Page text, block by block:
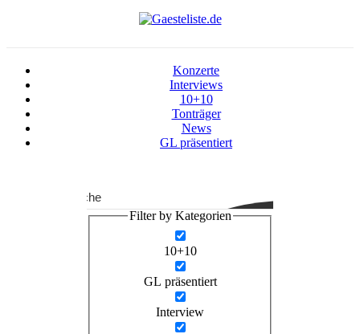
Konzerte
Interviews
10+10
Tonträger
News
GL präsentiert
Suche
Filter by Kategorien
10+10
GL präsentiert
Interview